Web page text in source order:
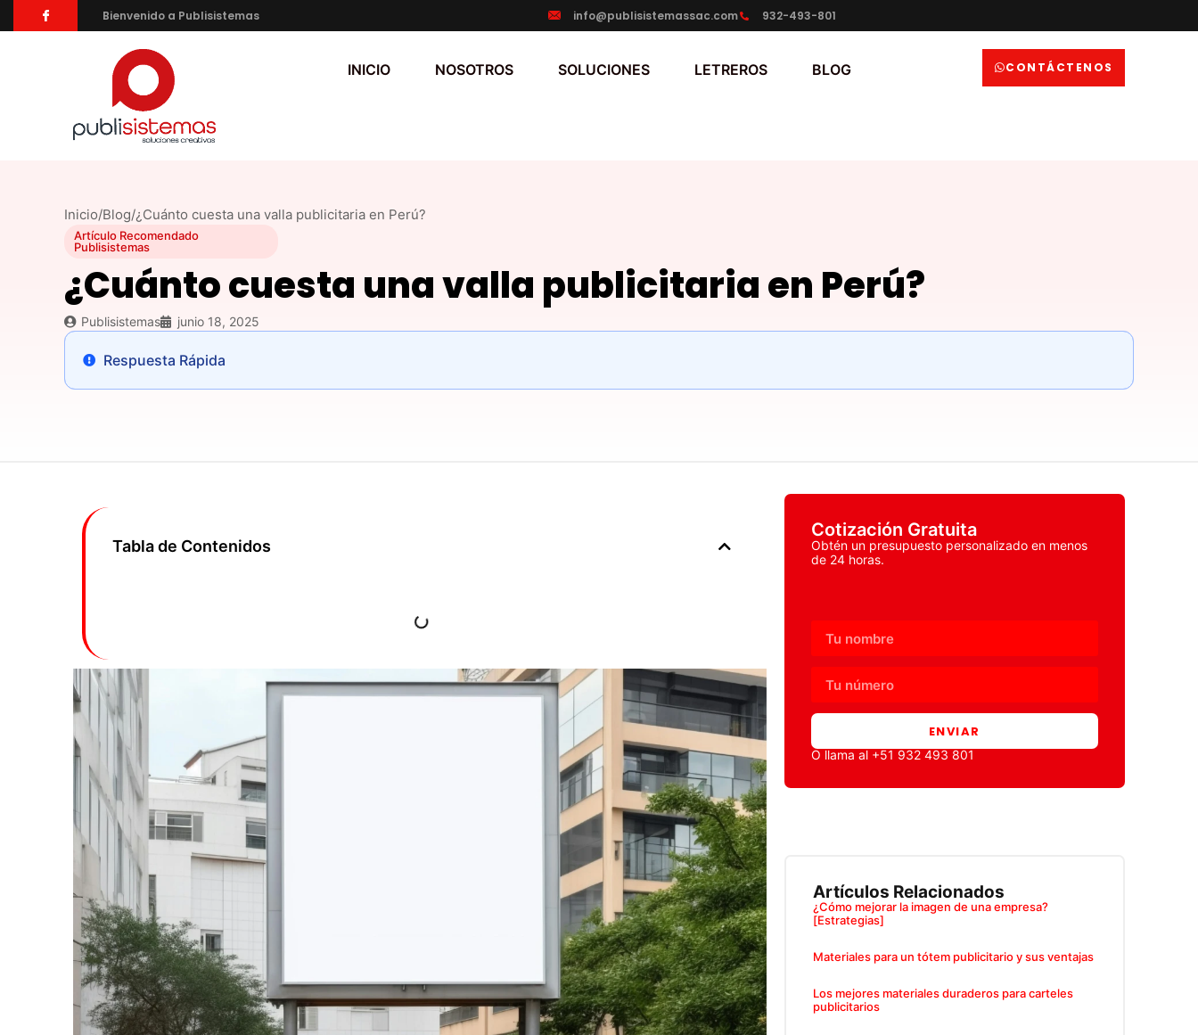
Bienvenido a Publisistemas info@publisistemassac.com 932-493-801
INICIO NOSOTROS SOLUCIONES LETREROS BLOG CONTÁCTENOS
Inicio/Blog/¿Cuánto cuesta una valla publicitaria en Perú?
Artículo Recomendado
Publisistemas
¿Cuánto cuesta una valla publicitaria en Perú?
Publisistemas junio 18, 2025
Respuesta Rápida
Tabla de Contenidos
Cotización Gratuita
Obtén un presupuesto personalizado en menos
de 24 horas.
ENVIAR
O llama al +51 932 493 801
Artículos Relacionados
¿Cómo mejorar la imagen de una empresa?
[Estrategias]
Materiales para un tótem publicitario y sus ventajas
Los mejores materiales duraderos para carteles
publicitarios